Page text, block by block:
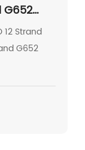
G652
12 Strand
G652